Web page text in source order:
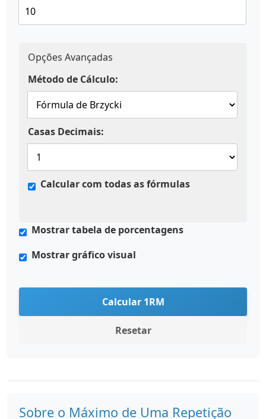
Opções Avançadas
Método de Cálculo:
Casas Decimais:
Calcular com todas as fórmulas
Mostrar tabela de porcentagens
Mostrar gráfico visual
Calcular 1RM
Resetar
Sobre o Máximo de Uma Repetição